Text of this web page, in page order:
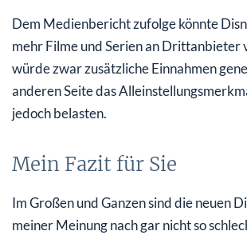
Dem Medienbericht zufolge könnte
mehr Filme und Serien an Drittanbieter
würde zwar zusätzliche Einnahmen
anderen Seite das
jedoch belasten.
Mein Fazit für Sie
Im Großen und Ganzen sind die neuen
meiner Meinung nach gar nicht so